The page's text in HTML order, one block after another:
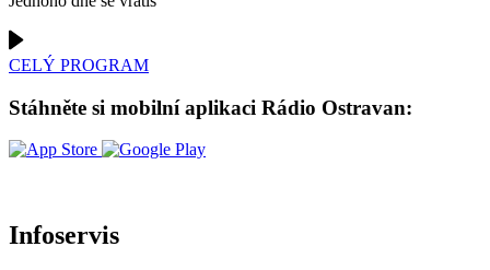
CELÝ PROGRAM
Stáhněte si mobilní aplikaci Rádio Ostravan:
Infoservis